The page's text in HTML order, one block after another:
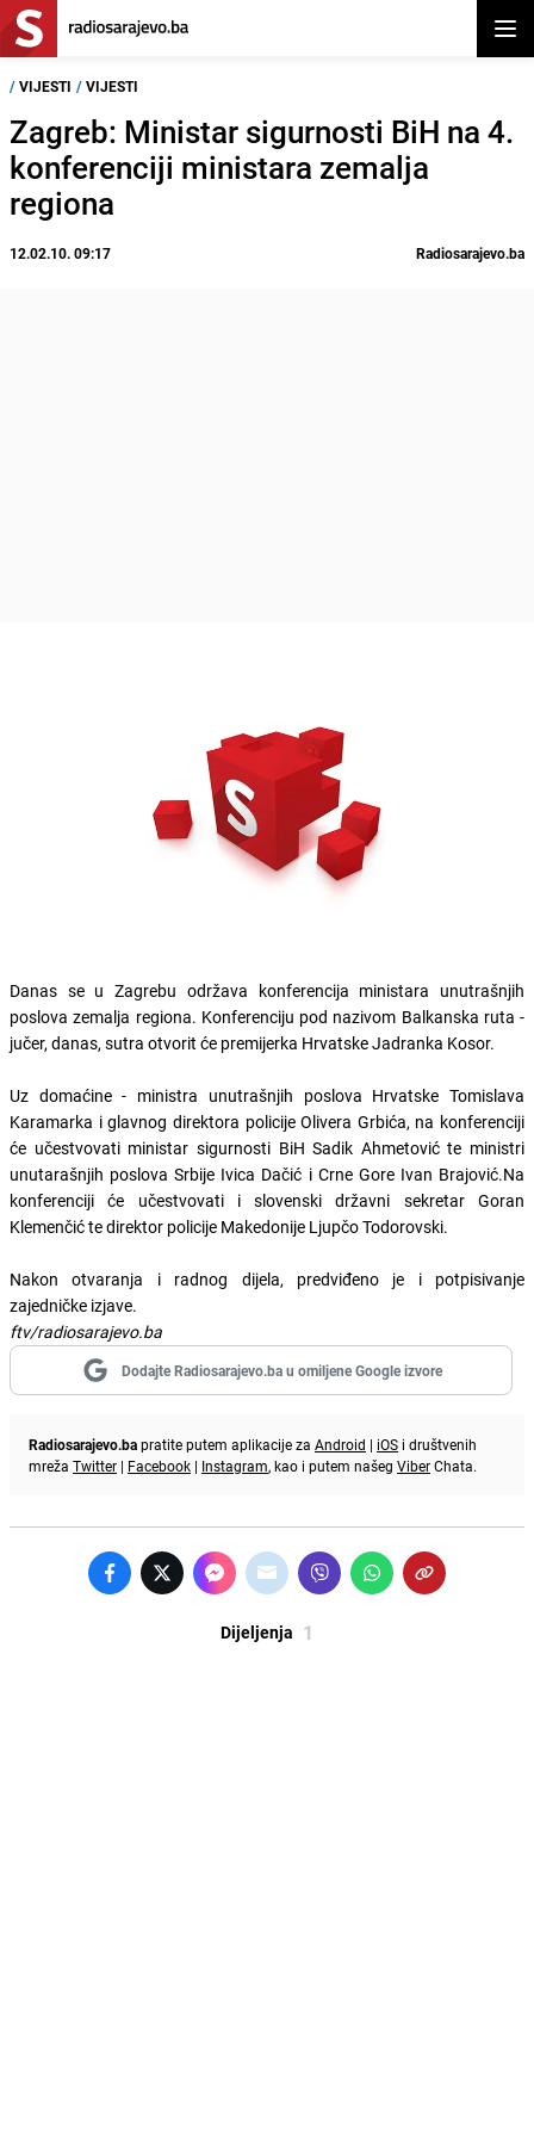
/ VIJESTI / VIJESTI
Zagreb: Ministar sigurnosti BiH na 4.
konferenciji ministara zemalja
regiona
12.02.10. 09:17 Radiosarajevo.ba
Danas se u Zagrebu održava konferencija ministara unutrašnjih
poslova zemalja regiona. Konferenciju pod nazivom Balkanska ruta -
jučer, danas, sutra otvorit će premijerka Hrvatske Jadranka Kosor.
Uz domaćine - ministra unutrašnjih poslova Hrvatske Tomislava
Karamarka i glavnog direktora policije Olivera Grbića, na konferenciji
će učestvovati ministar sigurnosti BiH Sadik Ahmetović te ministri
unutarašnjih poslova Srbije Ivica Dačić i Crne Gore Ivan Brajović.Na
konferenciji će učestvovati i slovenski državni sekretar Goran
Klemenčić te direktor policije Makedonije Ljupčo Todorovski.
Nakon otvaranja i radnog dijela, predviđeno je i potpisivanje
zajedničke izjave.
ftv/radiosarajevo.ba
Dodajte Radiosarajevo.ba u omiljene Google izvore
Radiosarajevo.bapratite putem aplikacije za Android | iOS i društvenih
mreža Twitter | Facebook | Instagram, kao i putem našeg ViberChata.
Dijeljenja 1